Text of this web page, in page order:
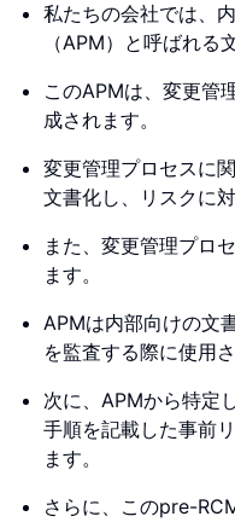
私たちの会社では、
（APM）と呼ばれる
このAPMは、変更管
成されます。
変更管理プロセスに
文書化し、リスクに
また、変更管理プロ
ます。
APMは内部向けの文
を監査する際に使用さ
次に、APMから特定
手順を記載した事前
ます。
さらに、このpre-